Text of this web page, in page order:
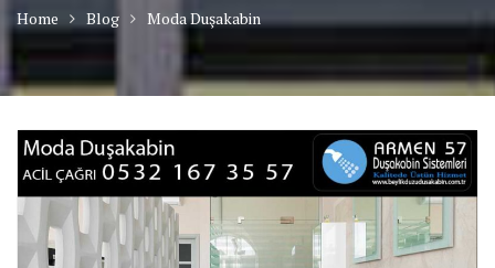
Home Blog Moda Duşakabin